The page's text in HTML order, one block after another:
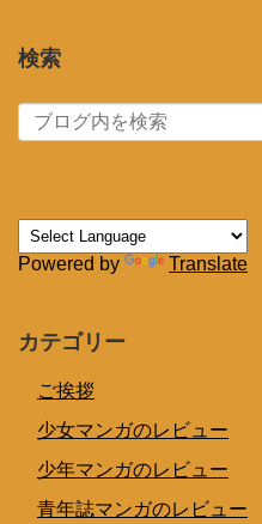
検索
Powered by Translate
カテゴリー
ご挨拶
少女マンガのレビュー
少年マンガのレビュー
青年誌マンガのレビュー